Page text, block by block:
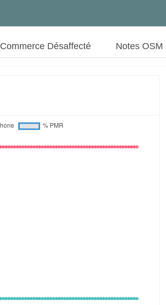
Commerce Désaffecté Notes OSM